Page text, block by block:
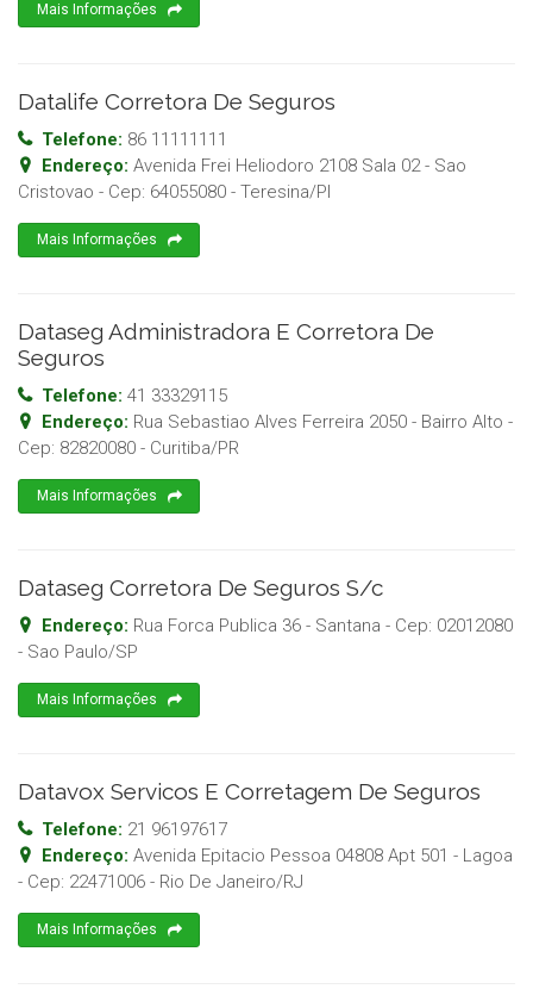
Mais Informações
Datalife Corretora De Seguros
Telefone: 86 11111111
Endereço: Avenida Frei Heliodoro 2108 Sala 02 - Sao
Cristovao - Cep: 64055080 - Teresina/PI
Mais Informações
Dataseg Administradora E Corretora De
Seguros
Telefone: 41 33329115
Endereço: Rua Sebastiao Alves Ferreira 2050 - Bairro Alto -
Cep: 82820080 - Curitiba/PR
Mais Informações
Dataseg Corretora De Seguros S/c
Endereço: Rua Forca Publica 36 - Santana - Cep: 02012080
- Sao Paulo/SP
Mais Informações
Datavox Servicos E Corretagem De Seguros
Telefone: 21 96197617
Endereço: Avenida Epitacio Pessoa 04808 Apt 501 - Lagoa
- Cep: 22471006 - Rio De Janeiro/RJ
Mais Informações